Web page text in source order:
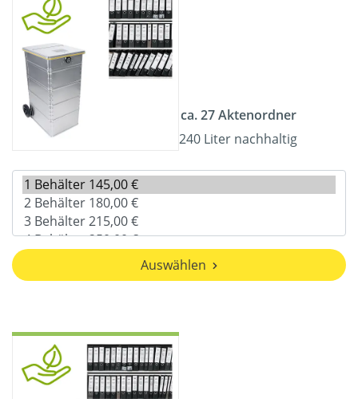
ca. 27 Aktenordner
240 Liter nachhaltig
Auswählen